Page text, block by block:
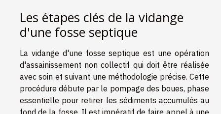
Les étapes clés de la vidange
d'une fosse septique
La vidange d'une fosse septique est une opération
d'assainissement non collectif qui doit être réalisée
avec soin et suivant une méthodologie précise. Cette
procédure débute par le pompage des boues, phase
essentielle pour retirer les sédiments accumulés au